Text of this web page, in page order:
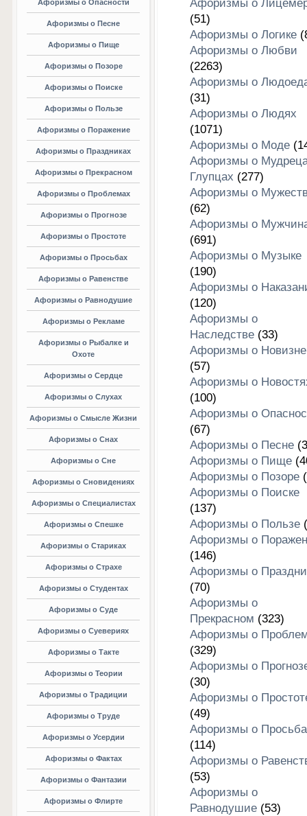
Афоризмы о Опасности
Афоризмы о Песне
Афоризмы о Пище
Афоризмы о Позоре
Афоризмы о Поиске
Афоризмы о Пользе
Афоризмы о Поражение
Афоризмы о Праздниках
Афоризмы о Прекрасном
Афоризмы о Проблемах
Афоризмы о Прогнозе
Афоризмы о Простоте
Афоризмы о Просьбах
Афоризмы о Равенстве
Афоризмы о Равнодушие
Афоризмы о Рекламе
Афоризмы о Рыбалке и
Охоте
Афоризмы о Сердце
Афоризмы о Слухах
Афоризмы о Смысле Жизни
Афоризмы о Снах
Афоризмы о Сне
Афоризмы о Сновидениях
Афоризмы о Специалистах
Афоризмы о Спешке
Афоризмы о Стариках
Афоризмы о Страхе
Афоризмы о Студентах
Афоризмы о Суде
Афоризмы о Суевериях
Афоризмы о Такте
Афоризмы о Теории
Афоризмы о Традиции
Афоризмы о Труде
Афоризмы о Усердии
Афоризмы о Фактах
Афоризмы о Фантазии
Афоризмы о Флирте
Афоризмы о
(51)
Афоризмы о Логике
Афоризмы о Любви
(2263)
Афоризмы о
(31)
Афоризмы о Людях
(1071)
Афоризмы о Моде
Афоризмы о
Глупцах (277)
Афоризмы о
(62)
Афоризмы о
(691)
Афоризмы о Музыке
(190)
Афоризмы о
(120)
Афоризмы о
Наследстве(33)
Афоризмы о Новизне
(57)
Афоризмы о
(100)
Афоризмы о
(67)
Афоризмы о Песне
Афоризмы о Пище
Афоризмы о Позоре
Афоризмы о Поиске
(137)
Афоризмы о Пользе
Афоризмы о
(146)
Афоризмы о
(70)
Афоризмы о
Прекрасном (323)
Афоризмы о
(329)
Афоризмы о
(30)
Афоризмы о
(49)
Афоризмы о
(114)
Афоризмы о
(53)
Афоризмы о
Равнодушие(53)